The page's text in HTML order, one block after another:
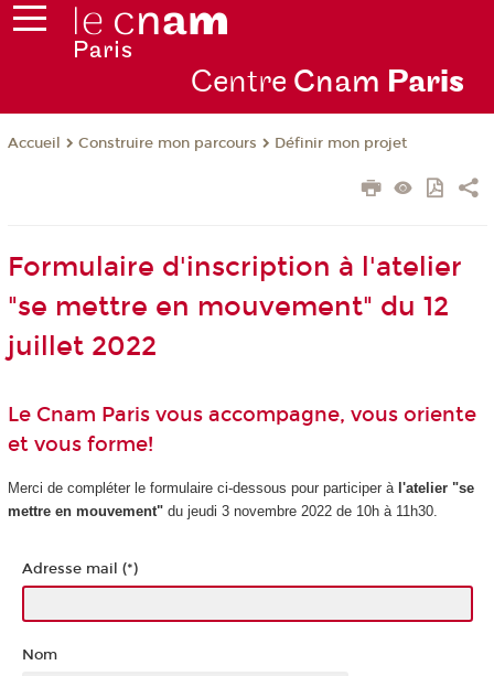
Centre Cnam Paris
Accueil Construire mon parcours Définir mon projet
Formulaire d'inscription à l'atelier
"se mettre en mouvement" du 12
juillet 2022
Le Cnam Paris vous accompagne, vous oriente
et vous forme!
Merci de compléter le formulaire ci-dessous pour participer à l'atelier "se
mettre en mouvement"du jeudi 3 novembre 2022 de 10h à 11h30.
Adresse mail (*)
Nom